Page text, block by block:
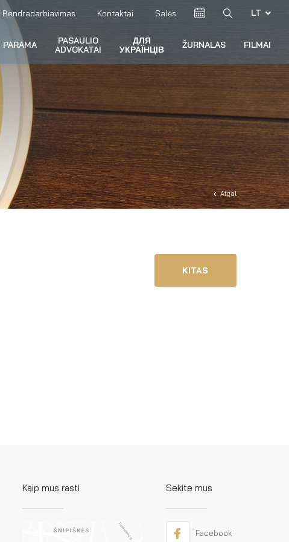
Bendradarbiavimas Kontaktai Salės LT
PARAMA
PASAULIO
ADVOKATAI
ДЛЯ
УКРАЇНЦІВ
ŽURNALAS FILMAI
Atgal
KITAS
Kaip mus rasti Sekite mus
Facebook